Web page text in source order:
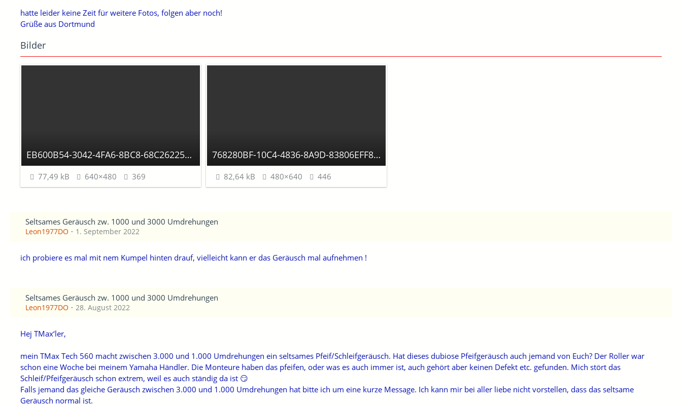
hatte leider keine Zeit für weitere Fotos, folgen aber noch!
Grüße aus Dortmund
Bilder
EB600B54-3042-4FA6-8BC8-68C262255293.jpeg
77,49 kB 640×480 369
768280BF-10C4-4836-8A9D-83806EFF8B5E.jpeg
82,64 kB 480×640 446
Seltsames Geräusch zw. 1000 und 3000 Umdrehungen
Leon1977DO 1. September 2022
ich probiere es mal mit nem Kumpel hinten drauf, vielleicht kann er das Geräusch mal aufnehmen !
Seltsames Geräusch zw. 1000 und 3000 Umdrehungen
Leon1977DO 28. August 2022
Hej TMax‘ler,
mein TMax Tech 560 macht zwischen 3.000 und 1.000 Umdrehungen ein seltsames Pfeif/Schleifgeräusch. Hat dieses dubiose Pfeifgeräusch auch jemand von Euch? Der Roller war
schon eine Woche bei meinem Yamaha Händler. Die Monteure haben das pfeifen, oder was es auch immer ist, auch gehört aber keinen Defekt etc. gefunden. Mich stört das
Schleif/Pfeifgeräusch schon extrem, weil es auch ständig da ist 😏
Falls jemand das gleiche Geräusch zwischen 3.000 und 1.000 Umdrehungen hat bitte ich um eine kurze Message. Ich kann mir bei aller liebe nicht vorstellen, dass das seltsame
Geräusch normal ist.